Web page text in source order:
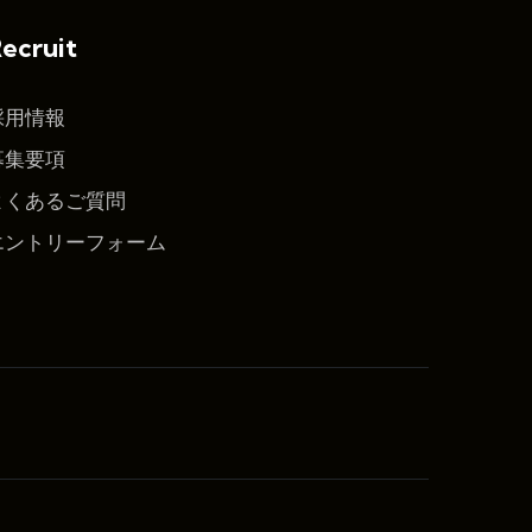
情報
集要項
くあるご質問
ントリーフォーム